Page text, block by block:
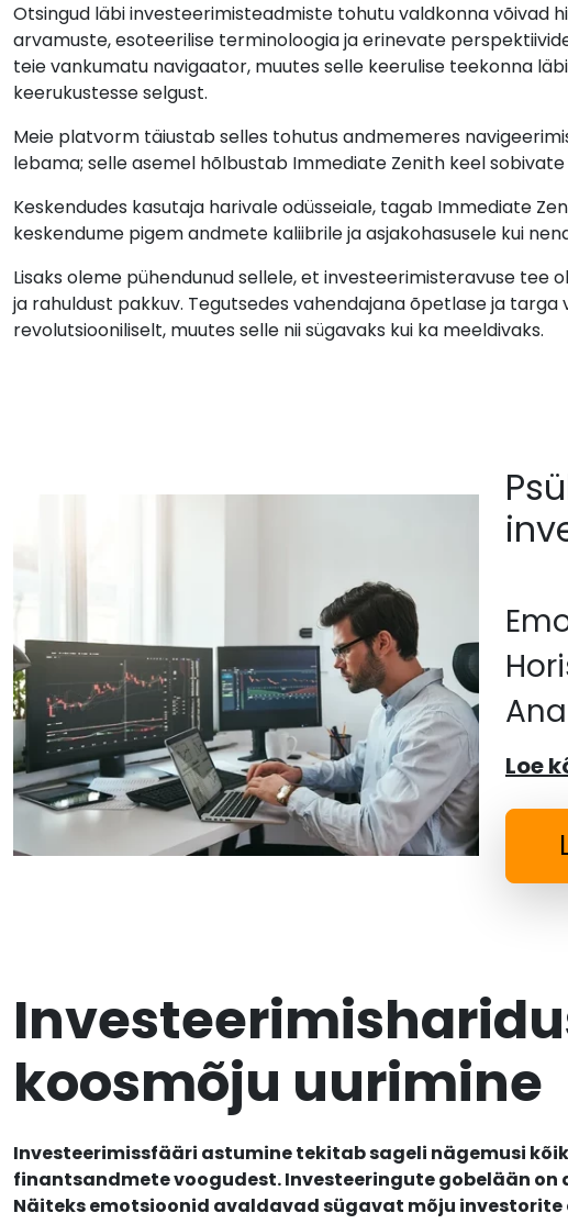
Otsingud läbi investeerimisteadmiste tohutu valdkonna võivad
arvamuste, esoteerilise terminoloogia ja erinevate
teie vankumatu navigaator, muutes selle keerulise teekonna
keerukustesse selgust.
Meie platvorm täiustab selles tohutus andmemeres
lebama; selle asemel hõlbustab Immediate Zenith keel
Keskendudes kasutaja harivale odüsseiale, tagab Immediate
keskendume pigem andmete kaliibrile ja asjakohasusele kui
Lisaks oleme pühendunud sellele, et investeerimisteravuse tee
ja rahuldust pakkuv. Tegutsedes vahendajana õpetlase ja
revolutsiooniliselt, muutes selle nii sügavaks kui ka meeldivaks.
Loe
koosmõju uurimine
Investeerimissfääri astumine tekitab sageli nägemusi
finantsandmete voogudest. Investeeringute gobelään
Näiteks emotsioonid avaldavad sügavat mõju investorite